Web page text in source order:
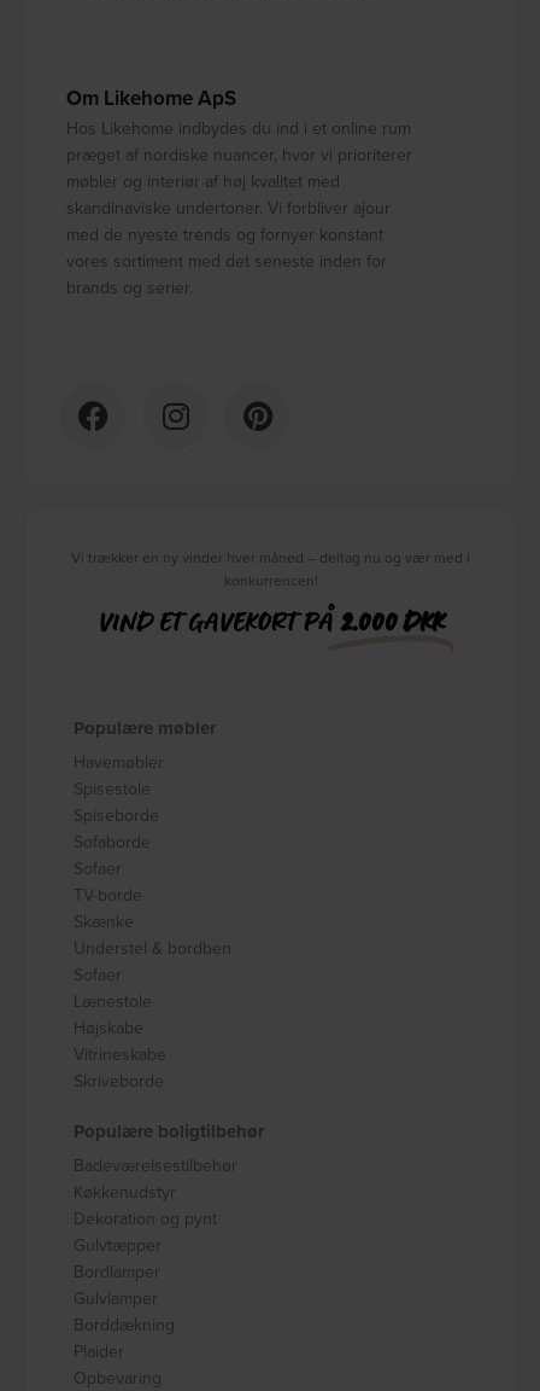
Om Likehome ApS
Hos Likehome indbydes du ind i et online rum
præget af nordiske nuancer, hvor vi prioriterer
møbler og interiør af høj kvalitet med
skandinaviske undertoner. Vi forbliver ajour
med de nyeste trends og fornyer konstant
vores sortiment med det seneste inden for
brands og serier.
Vi trækker en ny vinder hver måned – deltag nu og vær med i
konkurrencen!
VIND ET GAVEKORT PÅ2.000 DKK
Populære møbler
Havemøbler
Spisestole
Spiseborde
Sofaborde
Sofaer
TV-borde
Skænke
Understel & bordben
Sofaer
Lænestole
Højskabe
Vitrineskabe
Skriveborde
Populære boligtilbehør
Badeværelsestilbehør
Køkkenudstyr
Dekoration og pynt
Gulvtæpper
Bordlamper
Gulvlamper
Borddækning
Plaider
Opbevaring